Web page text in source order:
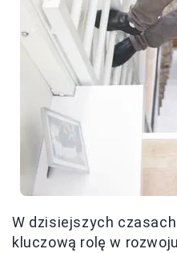
W dzisiejszych czasach
kluczową rolę w